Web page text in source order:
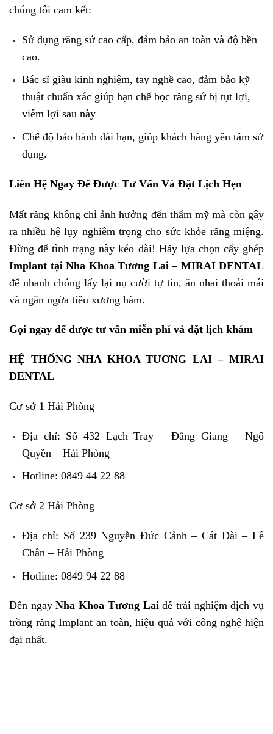
chúng tôi cam kết:
Sử dụng răng sứ cao cấp, đảm bảo an toàn và độ bền
cao.
Bác sĩ giàu kinh nghiệm, tay nghề cao, đảm bảo kỹ
thuật chuẩn xác giúp hạn chế bọc răng sứ bị tụt lợi,
viêm lợi sau này
Chế độ bảo hành dài hạn, giúp khách hàng yên tâm sử
dụng.
Liên Hệ Ngay Để Được Tư Vấn Và Đặt Lịch Hẹn
Mất răng không chỉ ảnh hưởng đến thẩm mỹ mà còn gây
ra nhiều hệ lụy nghiêm trọng cho sức khỏe răng miệng.
Đừng để tình trạng này kéo dài! Hãy lựa chọn cấy ghép
Implant tại Nha Khoa Tương Lai – MIRAI DENTAL
để nhanh chóng lấy lại nụ cười tự tin, ăn nhai thoải mái
và ngăn ngừa tiêu xương hàm.
Gọi ngay để được tư vấn miễn phí và đặt lịch khám
HỆ THỐNG NHA KHOA TƯƠNG LAI – MIRAI
DENTAL
Cơ sở 1 Hải Phòng
Địa chỉ: Số 432 Lạch Tray – Đằng Giang – Ngô
Quyền – Hải Phòng
Hotline: 0849 44 22 88
Cơ sở 2 Hải Phòng
Địa chỉ: Số 239 Nguyễn Đức Cảnh – Cát Dài – Lê
Chân – Hải Phòng
Hotline: 0849 94 22 88
Đến ngayNha Khoa Tương Laiđể trải nghiệm dịch vụ
trồng răng Implant an toàn, hiệu quả với công nghệ hiện
đại nhất.